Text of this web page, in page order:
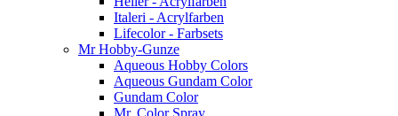
Italeri - Acrylfarben
Lifecolor - Farbsets
Mr Hobby-Gunze
Aqueous Hobby Colors
Aqueous Gundam Color
Gundam Color
Mr. Color Spray